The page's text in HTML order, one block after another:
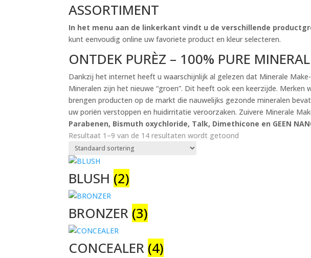
ASSORTIMENT
In het menu aan de linkerkant vindt u de verschillende
kunt eenvoudig online uw favoriete product en kleur selecteren.
ONTDEK PURÈZ – 100% PURE
Dankzij het internet heeft u waarschijnlijk al gelezen dat Minerale
Mineralen zijn het nieuwe “groen”. Dit heeft ook een keerzijde. Merken
brengen producten op de markt die nauwelijks gezonde mineralen
uw poriën verstoppen en huidirritatie veroorzaken. Zuivere Minerale
Parabenen, Bismuth oxychloride, Talk, Dimethicone en GEEN
Resultaat 1–9 van de 14 resultaten wordt getoond
BLUSH (2)
BRONZER (3)
CONCEALER (4)